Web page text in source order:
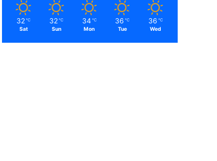
32 ℃
Sat
32 ℃
Sun
34 ℃
Mon
36 ℃
Tue
36 ℃
Wed